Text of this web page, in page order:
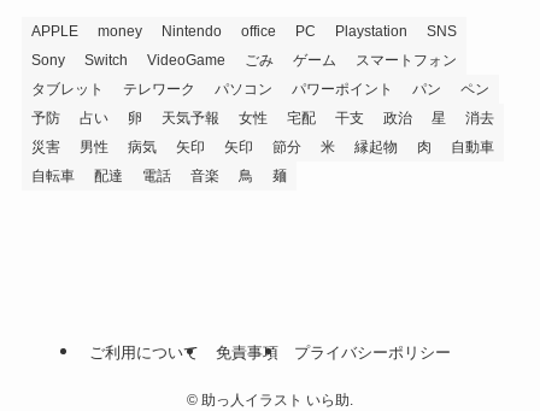
APPLE money Nintendo office PC Playstation
SNS
Sony
Switch VideoGame ごみ ゲーム
スマートフォン
タブレット
テレワーク パソコン パワーポイント パン
ペン
予防
占い 卵 天気予報 女性 宅配 干支 政治 星
消去
災害
男性 病気 矢印 矢印 節分 米 縁起物 肉
自動車
自転車
配達 電話 音楽 鳥 麺
ご利用について 免責事項 プライバシーポリシー
© 助っ人イラスト いら助.